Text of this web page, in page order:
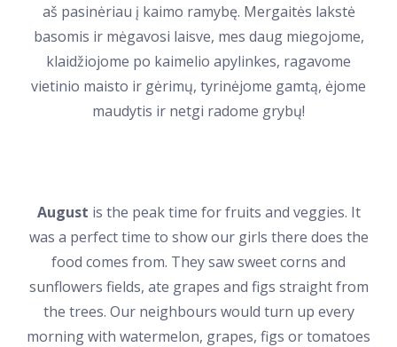
aš pasinėriau į kaimo ramybę. Mergaitės lakstė
basomis ir mėgavosi laisve, mes daug miegojome,
klaidžiojome po kaimelio apylinkes, ragavome
vietinio maisto ir gėrimų, tyrinėjome gamtą, ėjome
maudytis ir netgi radome grybų!
August is the peak time for fruits and veggies. It
was a perfect time to show our girls there does the
food comes from. They saw sweet corns and
sunflowers fields, ate grapes and figs straight from
the trees. Our neighbours would turn up every
morning with watermelon, grapes, figs or tomatoes